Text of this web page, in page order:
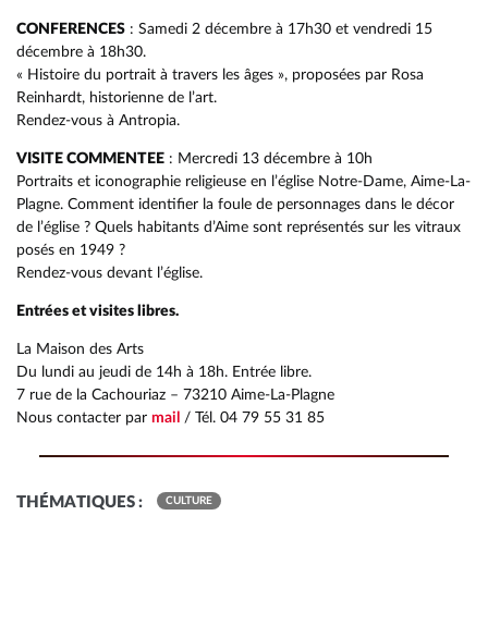
RETOUR
COMPÉTENCES
VOS ÉLUS
RAPPORT ANNUEL DÉCHETS
RAPPORT SOCIAL UNIQUE
RAPPORT D’ACTIVITÉ
CHARTE GRAPHIQUE ET LOGO
RETOUR
MULTI-ACCUEIL AMSTRAMGRAM
MULTI-ACCUEIL AMSTRAMGRAM
AUTRES STRUCTURES DU TERRITOIRE
RETOUR
ACCUEIL DE LOISIRS EAC
ACCOMPAGNEMENT SCOLAIRE EAC
QUARTIER JEUNES
POINT INFO JEUNES
MISSION LOCALE JEUNES
POINT ÉCOUTE
RETOUR
PRÉSENTATION
ÉQUIPE
RETOUR
AIDE À DOMICILE EN MILIEU RURAL
SOINS INFIRMIERS À DOMICILE
RETOUR
DÉCHETTERIES
COLLECTE DES DÉCHETS
UN TERRITOIRE RÉSILIENT ET DURABLE
ÉNERGIE ET EAU
ÉCONOMIE CIRCULAIRE
MOBILITÉ
RETOUR
PRÉSENTATION
LES EXPOSITIONS
RETOUR
PRÉSENTATION
LES COURS
RETOUR
HISTOIRE
ACTIVITÉS
CONFERENCES : Samedi 2 décembre à 17h30 et vendredi 15
décembre à 18h30.
« Histoire du portrait à travers les âges », proposées par Rosa
Reinhardt, historienne de l’art.
Rendez-vous à Antropia.
VISITE COMMENTEE : Mercredi 13 décembre à 10h
Portraits et iconographie religieuse en l’église Notre-Dame, Aime-La-
Plagne. Comment identifier la foule de personnages dans le décor
de l’église ? Quels habitants d’Aime sont représentés sur les vitraux
posés en 1949 ?
Rendez-vous devant l’église.
Entrées et visites libres.
La Maison des Arts
Du lundi au jeudi de 14h à 18h. Entrée libre.
7 rue de la Cachouriaz – 73210 Aime-La-Plagne
Nous contacter par mail / Tél. 04 79 55 31 85
THÉMATIQUES : CULTURE